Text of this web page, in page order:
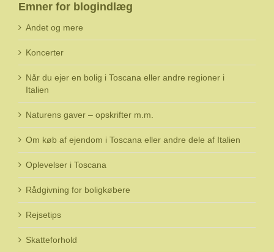
Emner for blogindlæg
Andet og mere
Koncerter
Når du ejer en bolig i Toscana eller andre regioner i
Italien
Naturens gaver – opskrifter m.m.
Om køb af ejendom i Toscana eller andre dele af Italien
Oplevelser i Toscana
Rådgivning for boligkøbere
Rejsetips
Skatteforhold